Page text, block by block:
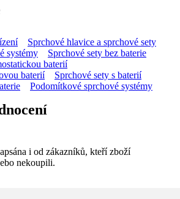
Sprchové hlavice a sprchové sety
systémy
Sprchové sety bez baterie
baterií
baterií
Sprchové sety s baterií
Podomítkové sprchové systémy
i od zákazníků, kteří zboží
nekoupili.